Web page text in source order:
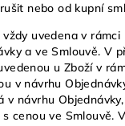
nebo od kupní
uvedena v rámci
a ve Smlouvě. V
u Zboží v
v návrhu
v návrhu
cenou ve Smlouvě.